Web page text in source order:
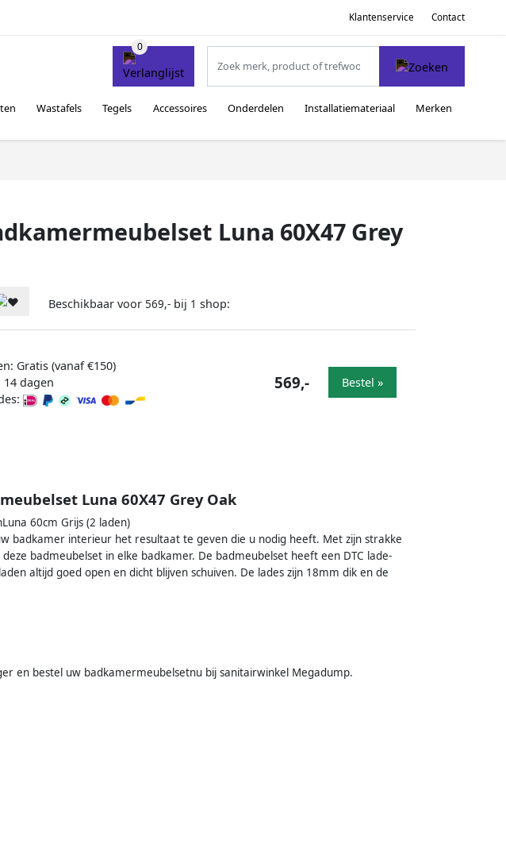
Klantenservice Contact
Wastafels Tegels Accessoires Onderdelen Installatiemateriaal Merken
Luna 60X47 Grey
Beschikbaar voor 569,- bij 1 shop:
Gratis (vanaf €150)
dagen
569,- Bestel »
Luna 60X47 Grey Oak
60cm Grijs (2 laden)
badkamer interieur het resultaat te geven die u nodig heeft. Met zijn strakke
badmeubelset in elke badkamer. De badmeubelset heeft een DTC lade-
altijd goed open en dicht blijven schuiven. De lades zijn 18mm dik en de
en bestel uw badkamermeubelsetnu bij sanitairwinkel Megadump.